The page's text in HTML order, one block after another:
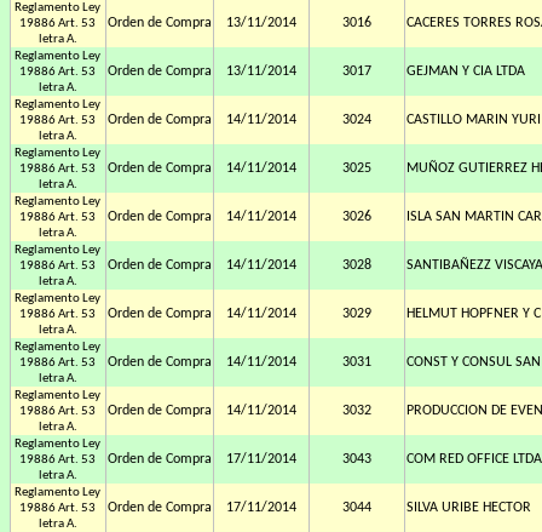
Reglamento Ley
19886 Art. 53
letra A.
Orden de Compra 13/11/2014 3016 CACERES TORRES
Reglamento Ley
19886 Art. 53
letra A.
Orden de Compra 13/11/2014 3017 GEJMAN Y CIA LTDA
Reglamento Ley
19886 Art. 53
letra A.
Orden de Compra 14/11/2014 3024 CASTILLO MARIN YURI
Reglamento Ley
19886 Art. 53
letra A.
Orden de Compra 14/11/2014 3025 MUÑOZ GUTIERREZ
Reglamento Ley
19886 Art. 53
letra A.
Orden de Compra 14/11/2014 3026 ISLA SAN MARTIN
Reglamento Ley
19886 Art. 53
letra A.
Orden de Compra 14/11/2014 3028 SANTIBAÑEZZ
Reglamento Ley
19886 Art. 53
letra A.
Orden de Compra 14/11/2014 3029 HELMUT HOPFNER Y
Reglamento Ley
19886 Art. 53
letra A.
Orden de Compra 14/11/2014 3031 CONST Y CONSUL
Reglamento Ley
19886 Art. 53
letra A.
Orden de Compra 14/11/2014 3032 PRODUCCION DE
Reglamento Ley
19886 Art. 53
letra A.
Orden de Compra 17/11/2014 3043 COM RED OFFICE LTDA
Reglamento Ley
19886 Art. 53
letra A.
Orden de Compra 17/11/2014 3044 SILVA URIBE HECTOR